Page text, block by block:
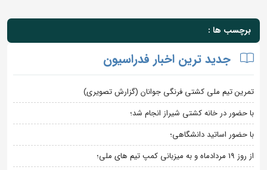
برچسب ها :
جدید ترین اخبار فدراسیون
تمرین تیم ملی کشتی فرنگی جوانان (گزارش تصویری)
با حضور در خانه کشتی شیراز انجام شد؛
با حضور اساتید دانشگاهی؛
از روز 19 مردادماه و به میزبانی کمپ تیم های ملی؛